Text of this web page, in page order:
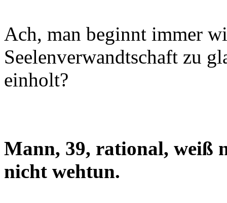
Ach, man beginnt immer
Seelenverwandtschaft zu
einholt?
Mann, 39, rational, weiß
nicht wehtun.